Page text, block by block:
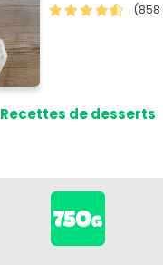
(858
Recettes de desserts